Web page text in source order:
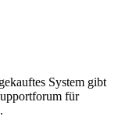
System gibt
für